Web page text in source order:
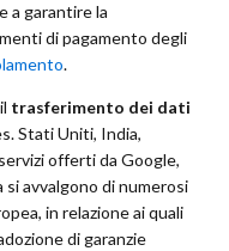
a garantire la
di pagamento degli
.
trasferimento dei dati
Stati Uniti, India,
offerti da Google,
avvalgono di numerosi
in relazione ai quali
di garanzie